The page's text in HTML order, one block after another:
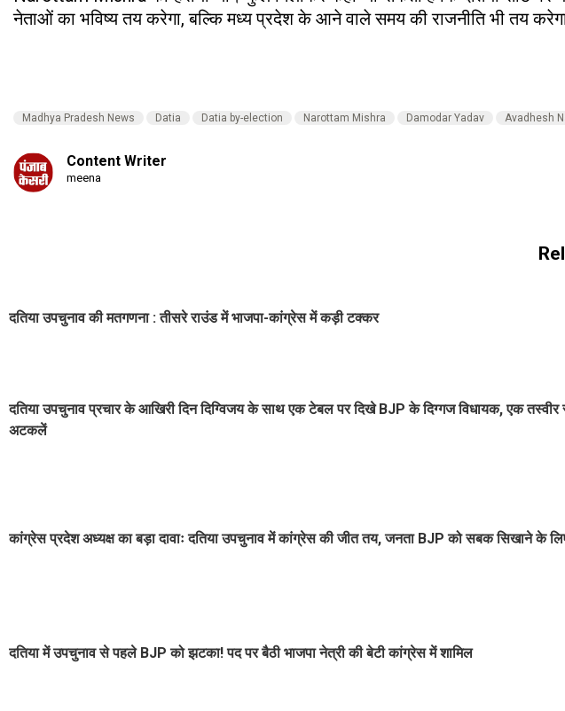
नेताओं का भविष्य तय करेगा, बल्कि मध्य प्रदेश के आने वाले समय की राजनीति भी तय
Madhya Pradesh News Datia Datia by-election Narottam Mishra Damodar Yadav Avadhesh
Content Writer
meena
दतिया उपचुनाव की मतगणना : तीसरे राउंड में भाजपा-कांग्रेस में कड़ी टक्कर
दतिया उपचुनाव प्रचार के आखिरी दिन दिग्विजय के साथ एक टेबल पर दिखे BJP के दिग्गज विधायक, एक तस्वीर
अटकलें
कांग्रेस प्रदेश अध्यक्ष का बड़ा दावाः दतिया उपचुनाव में कांग्रेस की जीत तय, जनता BJP को सबक सिखाने के
दतिया में उपचुनाव से पहले BJP को झटका! पद पर बैठी भाजपा नेत्री की बेटी कांग्रेस में शामिल